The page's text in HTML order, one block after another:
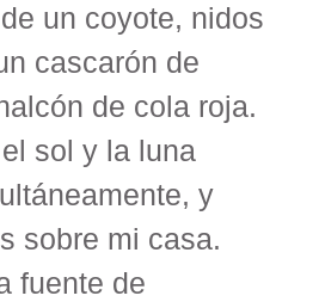
un coyote, nidos
cascarón de
de cola roja.
sol y la luna
y
sobre mi casa.
fuente de